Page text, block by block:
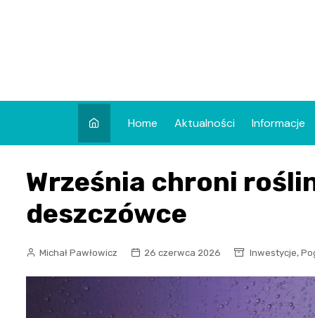
Home Aktualności Informacje
Września chroni
deszczówce
Michał Pawłowicz 26 czerwca 2026 Inwestycje,